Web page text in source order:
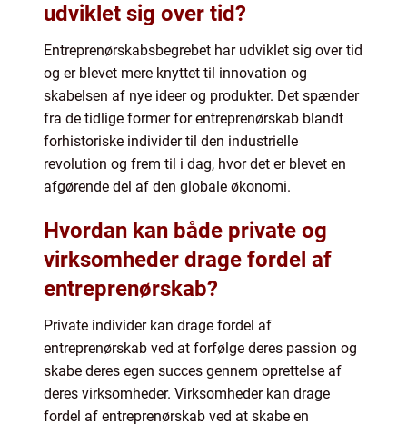
udviklet sig over tid?
Entreprenørskabsbegrebet har udviklet sig over tid
og er blevet mere knyttet til innovation og
skabelsen af nye ideer og produkter. Det spænder
fra de tidlige former for entreprenørskab blandt
forhistoriske individer til den industrielle
revolution og frem til i dag, hvor det er blevet en
afgørende del af den globale økonomi.
Hvordan kan både private og
virksomheder drage fordel af
entreprenørskab?
Private individer kan drage fordel af
entreprenørskab ved at forfølge deres passion og
skabe deres egen succes gennem oprettelse af
deres virksomheder. Virksomheder kan drage
fordel af entreprenørskab ved at skabe en